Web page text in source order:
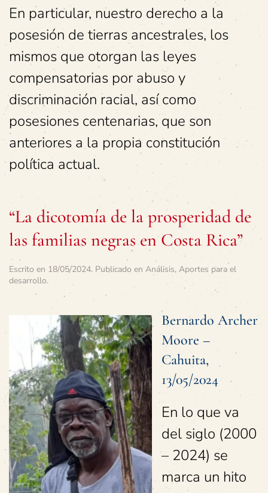
En particular, nuestro derecho a la
posesión de tierras ancestrales, los
mismos que otorgan las leyes
compensatorias por abuso y
discriminación racial, así como
posesiones centenarias, que son
anteriores a la propia constitución
política actual.
“La dicotomía de la prosperidad de
las familias negras en Costa Rica”
Escrito en 18/05/2024. Publicado en Análisis, Aportes para el
desarrollo.
Bernardo Archer
Moore –
Cahuita,
13/05/2024
En lo que va
del siglo (2000
– 2024) se
marca un hito